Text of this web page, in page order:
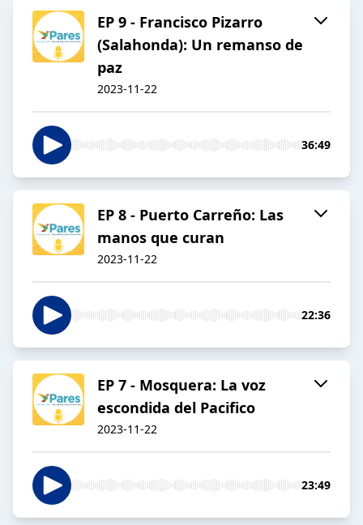
EP 9 - Francisco Pizarro
(Salahonda): Un remanso de
paz
2023-11-22
36:49
EP 8 - Puerto Carreño: Las
manos que curan
2023-11-22
22:36
EP 7 - Mosquera: La voz
escondida del Pacifico
2023-11-22
23:49